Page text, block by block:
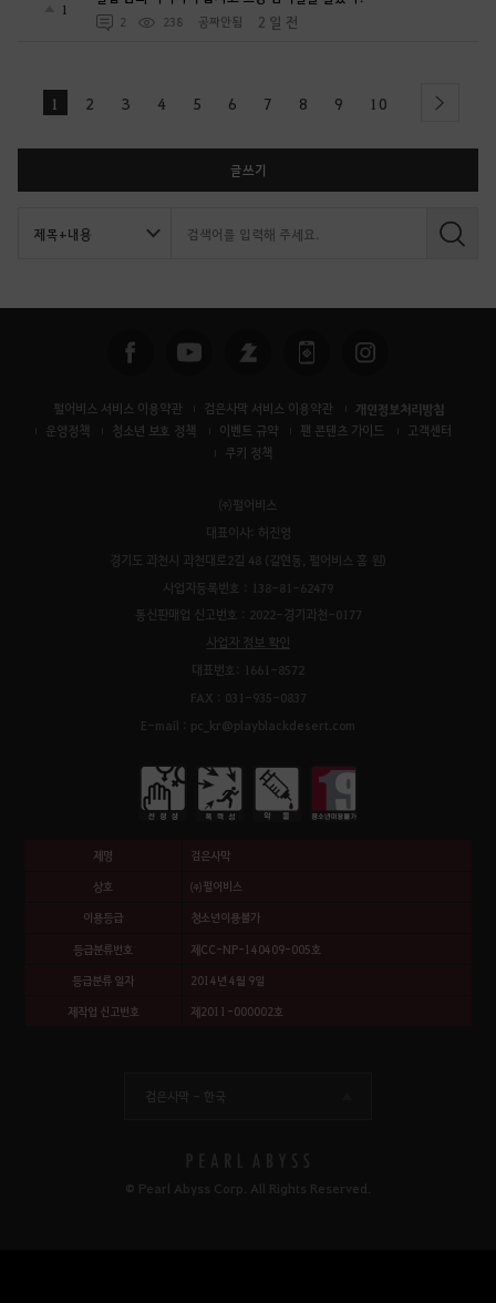
1
2 238 공짜안됨 2 일 전
1 2 3 4 5 6 7 8 9 10 next
글쓰기
검
펄어비스 서비스 이용약관 검은사막 서비스 이용약관 개인정보처리방침
운영정책 청소년 보호 정책 이벤트 규약 팬 콘텐츠 가이드
고객센터
쿠키 정책
㈜펄어비스
대표이사: 허진영
경기도 과천시 과천대로2길 48 (갈현동, 펄어비스 홈 원)
사업자등록번호 : 138-81-62479
통신판매업 신고번호 : 2022-경기과천-0177
사업자 정보 확인
대표번호: 1661-8572
FAX : 031-935-0837
E-mail : pc_kr@playblackdesert.com
제명 검은사막
상호 ㈜펄어비스
이용등급 청소년이용불가
등급분류번호 제CC-NP-140409-005호
등급분류 일자 2014년 4월 9일
제작업 신고번호 제2011-000002호
검은사막 - 한국
© Pearl Abyss Corp. All Rights Reserved.